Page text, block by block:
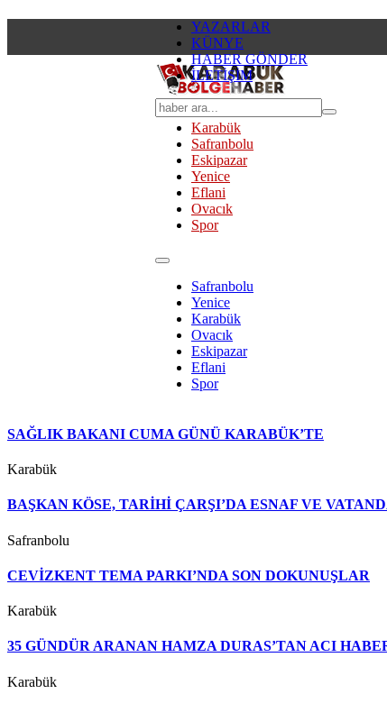
YAZARLAR
KÜNYE
HABER GÖNDER
İLETİŞİM
Karabük
Safranbolu
Eskipazar
Yenice
Eflani
Ovacık
Spor
Safranbolu
Yenice
Karabük
Ovacık
Eskipazar
Eflani
Spor
SAĞLIK BAKANI CUMA GÜNÜ KARABÜK’TE
Karabük
BAŞKAN KÖSE, TARİHİ ÇARŞI’DA ESNAF VE
Safranbolu
CEVİZKENT TEMA PARKI’NDA SON DOKUNUŞLAR
Karabük
35 GÜNDÜR ARANAN HAMZA DURAS’TAN ACI
Karabük